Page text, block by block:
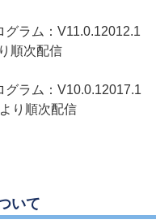
ラム：V11.0.12012.1
順次配信
ラム：V10.0.12017.1
り順次配信
いて